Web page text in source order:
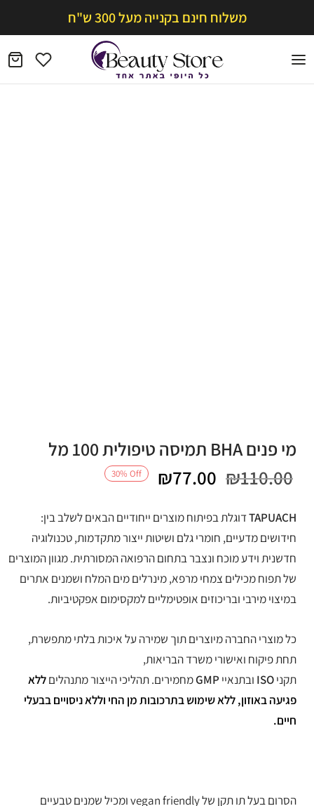
משלוח חינם בקנייה מעל 300 ש"ח
מי פנים BHA תמיסה טיפולית 100 מל
30% Off ₪110.00
המחיר
המקורי
היה:
₪110.00.
₪77.00
המחיר
הנוכחי
הוא:
₪77.00.
TAPUACHדוגלת בפיתוח מוצרים ייחודיים הבאים לשלב בין:
חידושים מדעיים, חומרי גלם ושיטות ייצור מתקדמות, טכנולוגיה
חדשנית וידע מוכח ונצבר בתחום הרפואה המסורתית. מגוון המוצרים
של תפוח מכילים צמחי מרפא, מינרלים מים המלח ושמנים אתרים
במיצוי מירבי ובריכוזים אופטימליים למקסימום אפקטיביות.
כל מוצרי החברה מיוצרים תוך שמירה על איכות בלתי מתפשרת,
תחת פיקוח ואישורי משרד הבריאות,
תקניISO ובתנאיי GMPמחמירים. תהליכי הייצור מתנהליםללא
פגיעה באוזון, ללא שימוש בתרכובות מן החי וללא ניסויים בבעלי
חיים.
הסרום בעל תו תקן של vegan friendly ומכיל שמנים טבעיים